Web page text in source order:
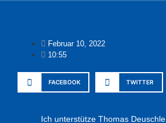
Februar 10, 2022
10:55
FACEBOOK TWITTER
Ich unterstütze Thomas